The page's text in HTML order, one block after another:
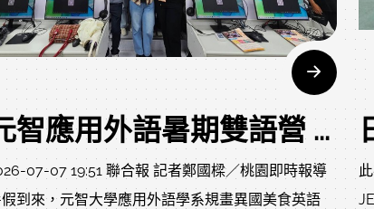
元智應用外語暑期雙語營 歐亞美食、茶道認識世界不同的風情文化
07-07 19:51 聯合報 記者鄭國樑／桃園即時報導
到來，元智大學應用外語學系規畫異國美食英語